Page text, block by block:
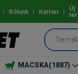
Rólunk Karrier
Új
MACSKA(1887)